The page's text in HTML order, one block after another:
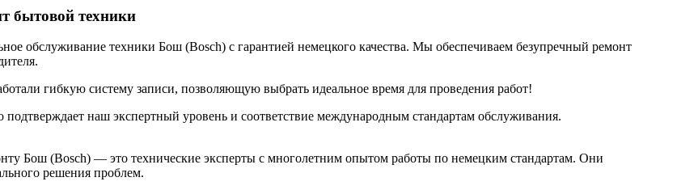
бытовой техники
обслуживание техники Бош (Bosch) с гарантией немецкого качества. Мы обеспечиваем безупречный ремонт
гибкую систему записи, позволяющую выбрать идеальное время для проведения работ!
наш экспертный уровень и соответствие международным стандартам обслуживания.
Бош (Bosch) — это технические эксперты с многолетним опытом работы по немецким стандартам. Они
решения проблем.